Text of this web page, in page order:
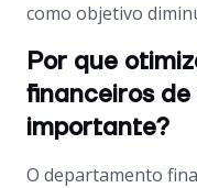
como objetivo
Por que
financeiros
importante?
O departamento